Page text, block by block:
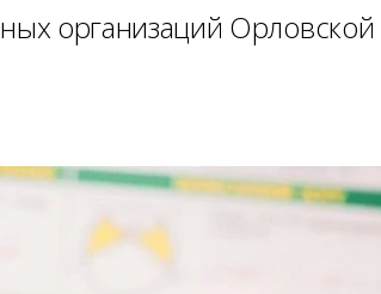
организаций Орловской